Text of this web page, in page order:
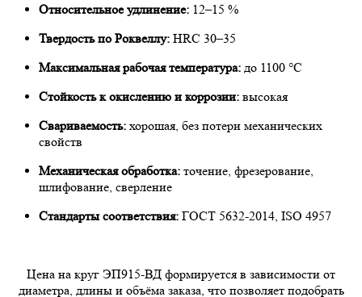
Относительное удлинение: 12–15 %
Твердость по Роквеллу: HRC 30–35
Максимальная рабочая температура: до 1100 °C
Стойкость к окислению и коррозии: высокая
Свариваемость: хорошая, без потери механических
свойств
Механическая обработка: точение, фрезерование,
шлифование, сверление
Стандарты соответствия: ГОСТ 5632-2014, ISO 4957
Цена на круг ЭП915-ВД формируется в зависимости от
диаметра, длины и объёма заказа, что позволяет подобрать